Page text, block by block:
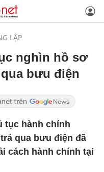
LẬP
nghìn hồ sơ
bưu điện
tục hành chính
qua bưu điện đã
cách hành chính tại